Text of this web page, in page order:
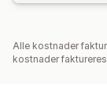
Alle kostnader
kostnader